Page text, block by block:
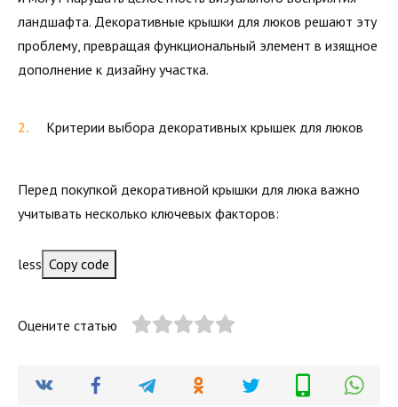
ландшафта. Декоративные крышки для люков решают эту
проблему, превращая функциональный элемент в изящное
дополнение к дизайну участка.
Критерии выбора декоративных крышек для люков
Перед покупкой декоративной крышки для люка важно
учитывать несколько ключевых факторов:
less Copy code
Оцените статью